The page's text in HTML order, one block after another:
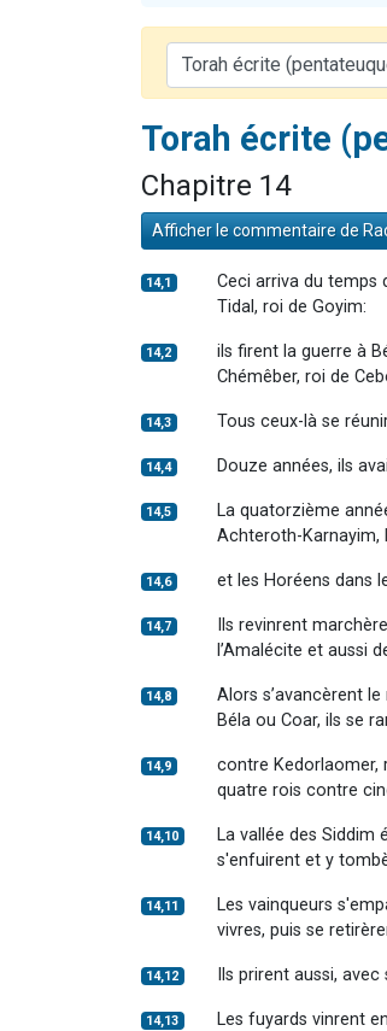
Torah écrite
Chapitre 14
Afficher le commentaire de
14,1
Ceci arriva du temps
Tidal, roi de Goyim:
14,2
ils firent la guerre à
Chémêber, roi de
14,3 Tous ceux-là se
14,4 Douze années, ils
14,5
La quatorzième
Achteroth-Karnayim,
14,6 et les Horéens dans
14,7
Ils revinrent
l’Amalécite et aussi
14,8
Alors s’avancèrent
Béla ou Coar, ils se
14,9
contre Kedorlaomer,
quatre rois contre
14,10
La vallée des
s'enfuirent et y
14,11
Les vainqueurs
vivres, puis se
14,12 Ils prirent aussi,
14,13
Les fuyards vinrent